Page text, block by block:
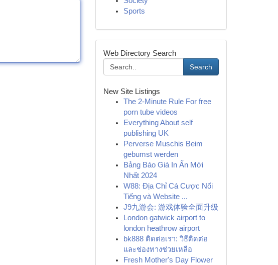
Sports
Web Directory Search
Search
New Site Listings
The 2-Minute Rule For free
porn tube videos
Everything About self
publishing UK
Perverse Muschis Beim
gebumst werden
Bảng Báo Giá In Ấn Mới
Nhất 2024
W88: Địa Chỉ Cá Cược Nổi
Tiếng và Website ...
J9九游会: 游戏体验全面升级
London gatwick airport to
london heathrow airport
bk888 ติดต่อเรา: วิธีติดต่อ
และช่องทางช่วยเหลือ
Fresh Mother's Day Flower